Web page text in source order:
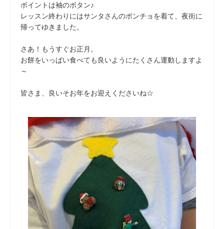
ポイントは袖のボタン♪
レッスン終わりにはサンタさんのポンチョを着て、夜街に
帰ってゆきました。
さあ！もうすぐお正月。
お餅をいっぱい食べても良いようにたくさん運動しますよ
～
皆さま、良いそお年をお迎えくださいね☆